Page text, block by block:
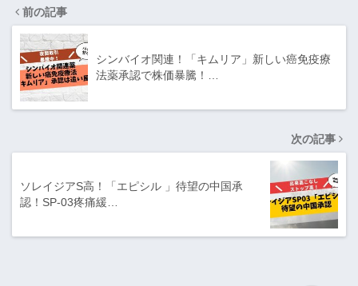
前の記事
シンバイオ関連！「キムリア」新しい癌免疫療
法薬承認で株価暴騰！…
次の記事
ソレイジアS高！「エピシル 」待望の中国承
認！SP-03疼痛緩…